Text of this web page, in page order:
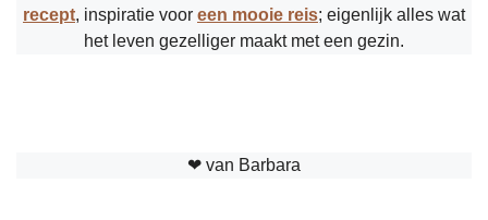
recept, inspiratie voor een mooie reis; eigenlijk alles wat
het leven gezelliger maakt met een gezin.
❤︎ van Barbara